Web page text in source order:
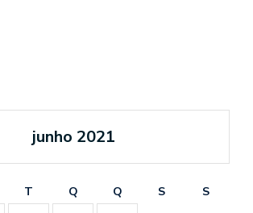
junho 2021
T Q Q S
S